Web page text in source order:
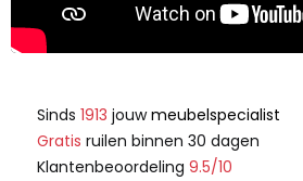
Sinds 1913 jouwmeubelspecialist
Gratis ruilen binnen 30 dagen
Klantenbeoordeling 9.5/10